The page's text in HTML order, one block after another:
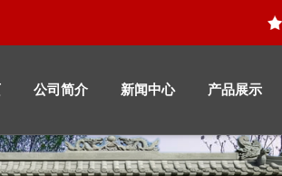
公司简介 新闻中心 产品展示